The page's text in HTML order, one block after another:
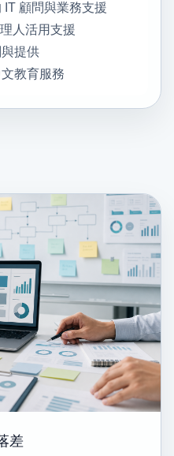
IT 顧問與業務支援
人活用支援
提供
教育服務
差